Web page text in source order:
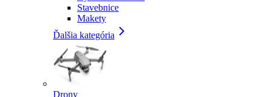
Stavebnice
Makety
Ďalšia kategória
Drony